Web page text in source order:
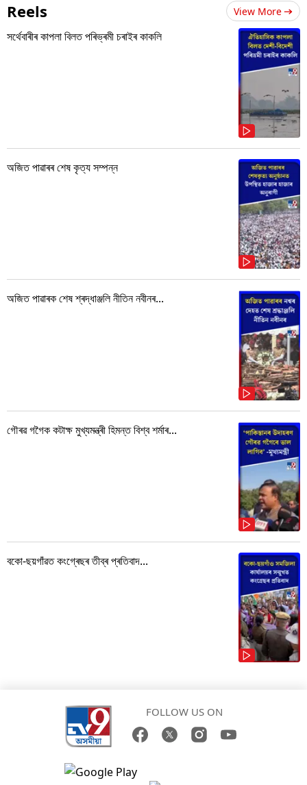
Reels View More
সৰ্থেবাৰীৰ কাপলা বিলত পৰিভ্ৰমী চৰাইৰ কাকলি
অজিত পাৱাৰৰ শেষ কৃত্য সম্পন্ন
অজিত পাৱাৰক শেষ শ্ৰদ্ধাঞ্জলি নীতিন নবীনৰ...
গৌৰৱ গগৈক কটাক্ষ মুখ্যমন্ত্ৰী হিমন্ত বিশ্ব শৰ্মাৰ...
বকো-ছয়গাঁৱত কংগ্ৰেছৰ তীব্ৰ প্ৰতিবাদ...
FOLLOW US ON